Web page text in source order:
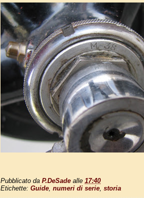
Pubblicato da P.DeSade alle 17:40
Etichette: Guide numeri di serie storia